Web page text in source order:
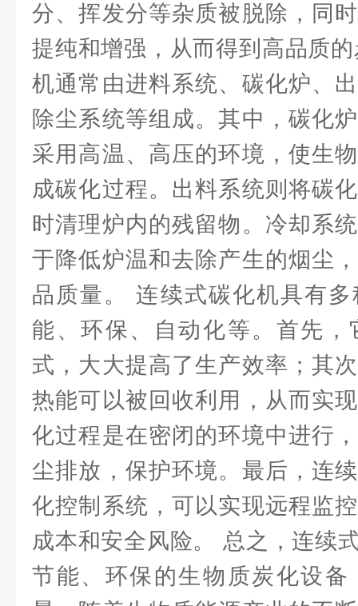
分、挥发分等杂质被脱除，同
提纯和增强，从而得到高品质
机通常由进料系统、碳化炉、
除尘系统等组成。其中，碳化
采用高温、高压的环境，使生
成碳化过程。出料系统则将碳
时清理炉内的残留物。冷却系
于降低炉温和去除产生的烟尘
品质量。 连续式碳化机具有
能、环保、自动化等。首先，
式，大大提高了生产效率；其
热能可以被回收利用，从而实
化过程是在密闭的环境中进行
尘排放，保护环境。最后，连
化控制系统，可以实现远程监
成本和安全风险。 总之，连续
节能、环保的生物质炭化设备